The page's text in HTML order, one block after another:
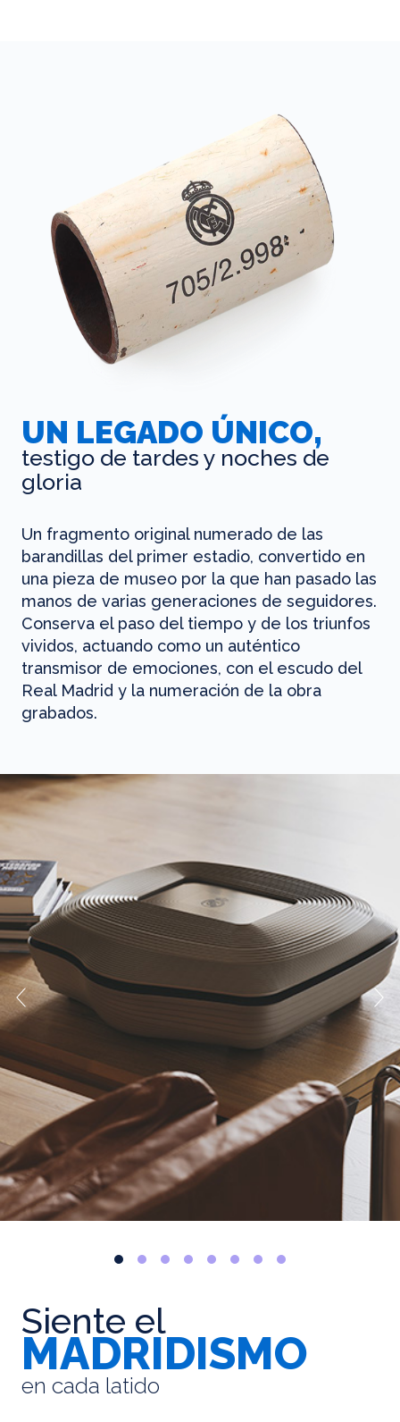
UN LEGADO ÚNICO,
testigo de tardes y noches de
gloria
Un fragmento original numerado de las
barandillas del primer estadio, convertido en
una pieza de museo por la que han pasado las
manos de varias generaciones de seguidores.
Conserva el paso del tiempo y de los triunfos
vividos, actuando como un auténtico
transmisor de emociones, con el escudo del
Real Madrid y la numeración de la obra
grabados.
Siente el
MADRIDISMO
en cada latido